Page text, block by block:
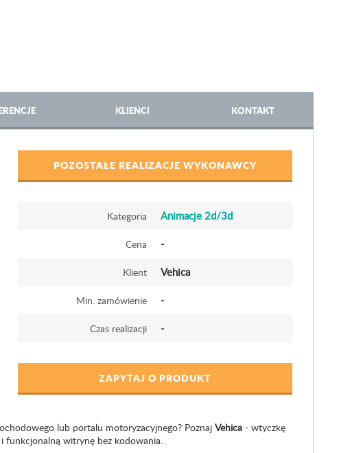
KLIENCI KONTAKT
POZOSTAŁE REALIZACJE WYKONAWCY
Kategoria Animacje 2d/3d
Cena -
Klient Vehica
Min. zamówienie -
Czas realizacji -
ZAPYTAJ O PRODUKT
lub portalu motoryzacyjnego? Poznaj Vehica- wtyczkę
funkcjonalną witrynę bez kodowania.